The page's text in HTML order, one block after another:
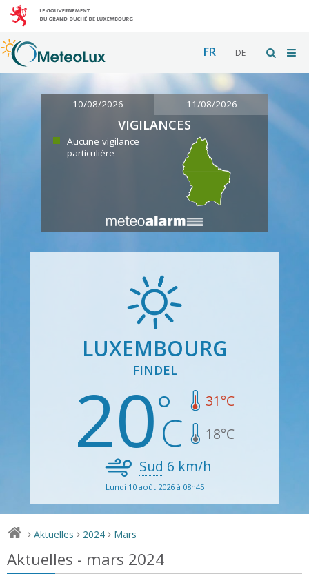
FR DE
10/08/2026 11/08/2026
VIGILANCES
Aucune vigilance
particulière
LUXEMBOURG
FINDEL
20 31°C
18°C
Sud 6 km/h
Lundi 10 août 2026 à 08h45
> Aktuelles > 2024 > Mars
Aktuelles - mars 2024